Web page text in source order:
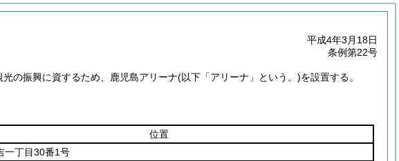
平成4年3月18日
条例第22号
の振興に資するため、鹿児島アリーナ(以下「アリーナ」という。)を設置する。
位置
一丁目30番1号